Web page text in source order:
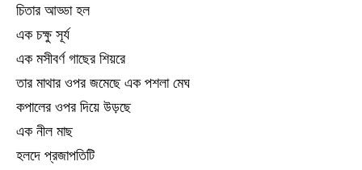
চিতার আড্ডা হল
এক চক্ষু সূর্য
এক মসীবর্ণ গাছের শিয়রে
তার মাথার ওপর জমেছে এক পশলা মেঘ
কপালের ওপর দিয়ে উড়ছে
এক নীল মাছ
হলদে প্রজাপতিটি